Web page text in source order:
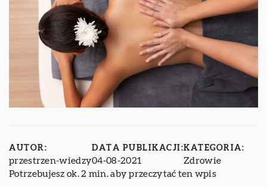
AUTOR:
przestrzen-wiedzy
DATA PUBLIKACJI:
04-08-2021
KATEGORIA:
Zdrowie
Potrzebujesz ok. 2 min. aby przeczytać ten wpis